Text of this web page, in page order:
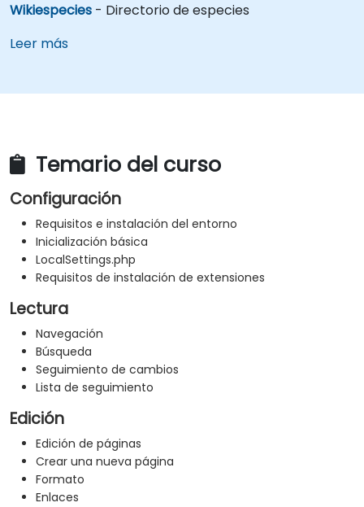
Wikiespecies - Directorio de especies
Leer más
Temario del curso
Configuración
Requisitos e instalación del entorno
Inicialización básica
LocalSettings.php
Requisitos de instalación de extensiones
Lectura
Navegación
Búsqueda
Seguimiento de cambios
Lista de seguimiento
Edición
Edición de páginas
Crear una nueva página
Formato
Enlaces